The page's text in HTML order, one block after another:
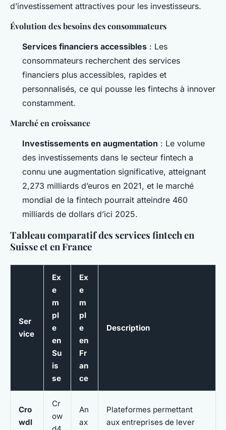
d’investissement attractives pour les investisseurs.
Évolution des besoins des consommateurs
Services financiers accessibles : Les
consommateurs recherchent des services
financiers plus accessibles, rapides et
personnalisés, ce qui pousse les fintechs à innover
constamment.
Marché en croissance
Investissements en augmentation : Le volume
des investissements dans le secteur fintech a
connu une augmentation significative, atteignant
2,273 milliards d’euros en 2021, et le marché
mondial de la fintech pourrait atteindre 460
milliards de dollars d’ici 2025.
Tableau comparatif des services fintech en
Suisse et en France
Ser
vice
Ex
e
m
pl
e
en
Su
is
se
Ex
e
m
pl
e
en
Fr
an
ce
Description
Cro
wdl
Cr
ow
An
ax
Plateformes permettant
aux entreprises de lever